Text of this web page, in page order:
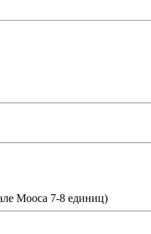
Мооса 7-8 единиц)